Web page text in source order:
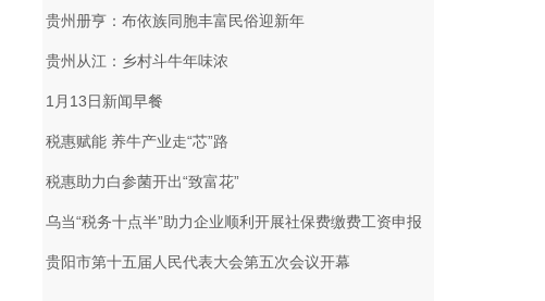
贵州册亨：布依族同胞丰富民俗迎新年
贵州从江：乡村斗牛年味浓
1月13日新闻早餐
税惠赋能 养牛产业走“芯”路
税惠助力白参菌开出“致富花”
乌当“税务十点半”助力企业顺利开展社保费缴费工资申报
贵阳市第十五届人民代表大会第五次会议开幕